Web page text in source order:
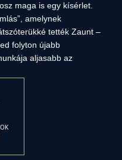
maga is egy kísérlet.
amelynek
tették Zaunt –
folyton újabb
aljasabb az